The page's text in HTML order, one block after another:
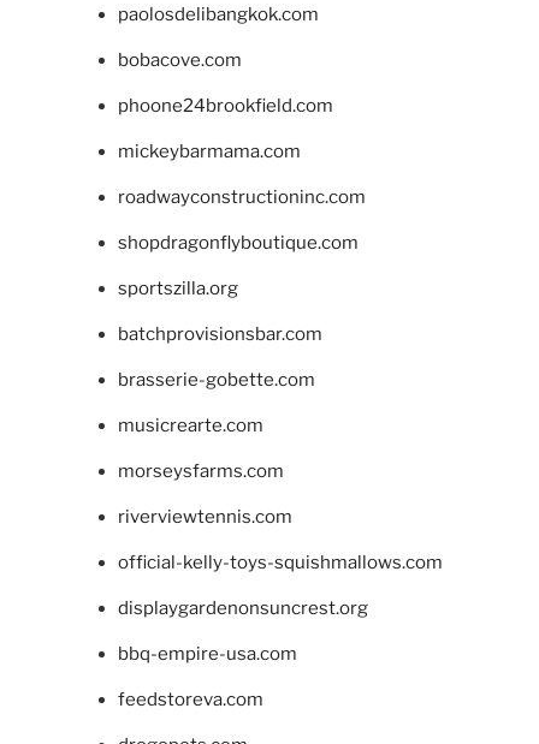
paolosdelibangkok.com
bobacove.com
phoone24brookfield.com
mickeybarmama.com
roadwayconstructioninc.com
shopdragonflyboutique.com
sportszilla.org
batchprovisionsbar.com
brasserie-gobette.com
musicrearte.com
morseysfarms.com
riverviewtennis.com
official-kelly-toys-squishmallows.com
displaygardenonsuncrest.org
bbq-empire-usa.com
feedstoreva.com